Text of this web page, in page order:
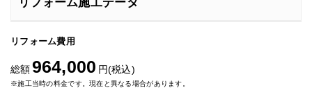
リフォーム費用
総額964,000 円(税込)
※施工当時の料金です。現在と異なる場合があります。